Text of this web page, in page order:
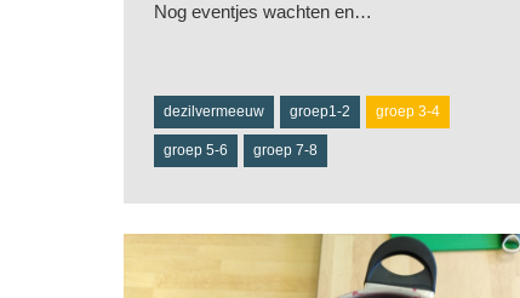
Nog eventjes wachten en…
dezilvermeeuw groep1-2 groep 3-4
groep 5-6 groep 7-8